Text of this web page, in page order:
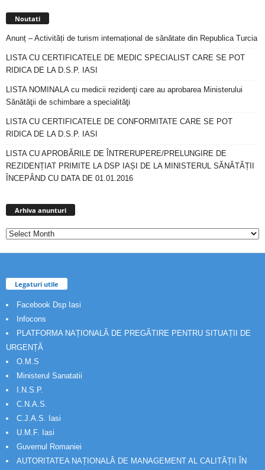
Noutati
Anunț – Activități de turism internațional de sănătate din Republica Turcia
LISTA CU CERTIFICATELE DE MEDIC SPECIALIST CARE SE POT
RIDICA DE LA D.S.P. IASI
LISTA NOMINALA cu medicii rezidenţi care au aprobarea Ministerului
Sănătăţii de schimbare a specialităţi
LISTA CU CERTIFICATELE DE CONFORMITATE CARE SE POT
RIDICA DE LA D.S.P. IASI
LISTA CU APROBĂRILE DE ÎNTRERUPERE/PRELUNGIRE DE
REZIDENȚIAT PRIMITE LA DSP IAȘI DE LA MINISTERUL SĂNĂTĂȚII
ÎNCEPÂND CU DATA DE 01.01.2016
Arhiva anunturi
Legaturi utile
Facebook Dsp Iasi
Infocons
PLATFORMA NAȚIONALĂ DE PREGĂTIRE PENTRU SITUAȚII DE
URGENȚĂ
O.M.S
Ministerul Sanatatii
I.N.S.P.
C.N.A.S.
C.J.A.S. Iasi
U.M.F. Iasi
Guvernul Romaniei
AUTORITATEA NAȚIONALĂ DE MANAGEMENT AL CALITĂȚII ÎN